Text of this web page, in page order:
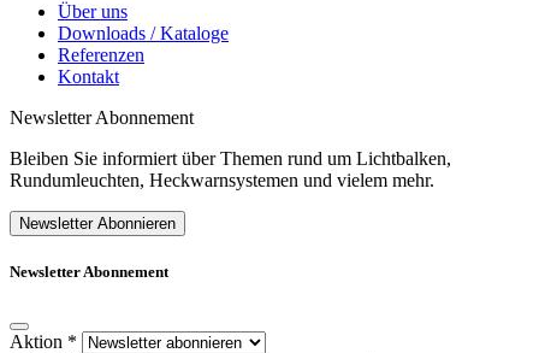
Über uns
Downloads / Kataloge
Referenzen
Kontakt
Newsletter Abonnement
Bleiben Sie informiert über Themen rund um Lichtbalken,
Rundumleuchten, Heckwarnsystemen und vielem mehr.
Newsletter Abonnieren
Newsletter Abonnement
Aktion *